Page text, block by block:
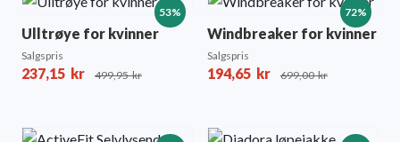
53%
Ulltrøye for kvinner
Salgspris
237,15 kr 499,95kr
72%
Windbreaker for kvinner
Salgspris
194,65 kr 699,00kr